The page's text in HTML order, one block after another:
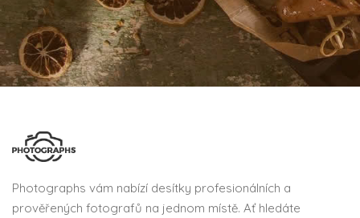
Photographs vám nabízí desítky profesionálních a
prověřených fotografů na jednom místě. Ať hledáte